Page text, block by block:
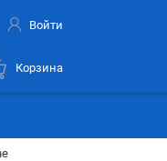
Войти
Корзина